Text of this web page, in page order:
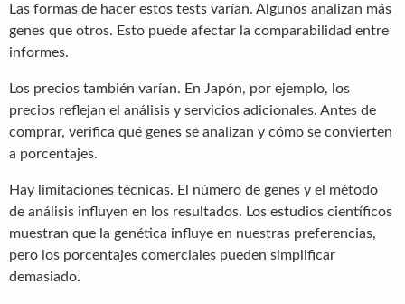
Las formas de hacer estos tests varían. Algunos analizan más
genes que otros. Esto puede afectar la comparabilidad entre
informes.
Los precios también varían. En Japón, por ejemplo, los
precios reflejan el análisis y servicios adicionales. Antes de
comprar, verifica qué genes se analizan y cómo se convierten
a porcentajes.
Hay limitaciones técnicas. El número de genes y el método
de análisis influyen en los resultados. Los estudios científicos
muestran que la genética influye en nuestras preferencias,
pero los porcentajes comerciales pueden simplificar
demasiado.